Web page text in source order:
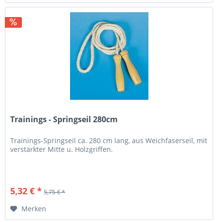
Trainings - Springseil 280cm
Trainings-Springseil ca. 280 cm lang, aus Weichfaserseil, mit
verstärkter Mitte u. Holzgriffen.
5,32 € * 5,75 € *
Merken